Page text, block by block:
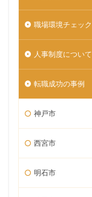
職場環境チェック
人事制度について
転職成功の事例
神戸市
西宮市
明石市